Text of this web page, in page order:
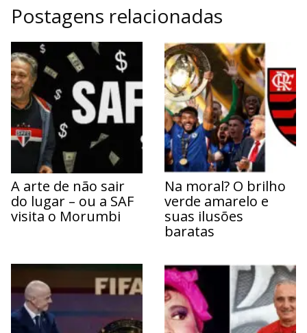
Postagens relacionadas
A arte de não sair
do lugar – ou a SAF
visita o Morumbi
Na moral? O brilho
verde amarelo e
suas ilusões
baratas